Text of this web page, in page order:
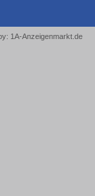
1A-Anzeigenmarkt.de